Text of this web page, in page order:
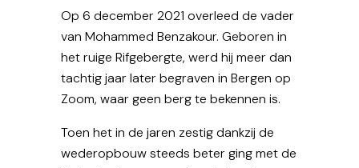
Op 6 december 2021 overleed de vader
van Mohammed Benzakour. Geboren in
het ruige Rifgebergte, werd hij meer dan
tachtig jaar later begraven in Bergen op
Zoom, waar geen berg te bekennen is.
Toen het in de jaren zestig dankzij de
wederopbouw steeds beter ging met de